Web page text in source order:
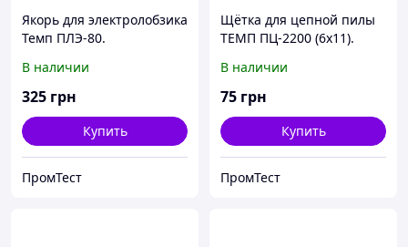
Якорь для электролобзика
Темп ПЛЭ-80.
В наличии
325 грн
Купить
ПромТест
Щётка для цепной пилы
ТЕМП ПЦ-2200 (6х11).
В наличии
75 грн
Купить
ПромТест